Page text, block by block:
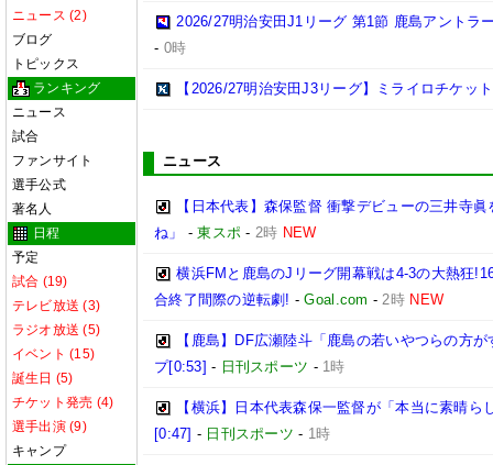
ニュース (2)
ブログ
トピックス
ランキング
ニュース
試合
ファンサイト
選手公式
著名人
日程
予定
試合 (19)
テレビ放送 (3)
ラジオ放送 (5)
イベント (15)
誕生日 (5)
チケット発売 (4)
選手出演 (9)
キャンプ
2026/27明治安田J1リーグ 第1節 鹿島アントラ
- 0時
【2026/27明治安田J3リーグ】ミライロチケッ
ニュース
【日本代表】森保監督 衝撃デビューの三井寺
ね」
-東スポ - 2時 NEW
横浜FMと鹿島のJリーグ開幕戦は4-3の大熱狂
合終了間際の逆転劇! -Goal.com -2時 NEW
【鹿島】DF広瀬陸斗「鹿島の若いやつらの方
プ[0:53] - 日刊スポーツ - 1時
【横浜】日本代表森保一監督が「本当に素晴
[0:47] - 日刊スポーツ - 1時